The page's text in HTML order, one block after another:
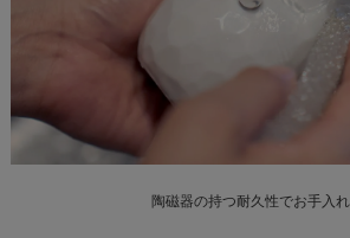
陶磁器の持つ耐久性でお手入